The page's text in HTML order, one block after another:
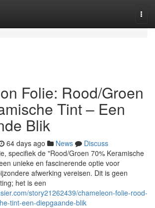
Folie: Rood/Groen
Tint – Een
Blik
64 days ago News
Discuss
specifiek de "Rood/Groen 70% Keramische
unieke en fascinerende optie voor
afwerking vereisen. Dit is geen
het is een
story21262439/chameleon-folie-rood-
tint-een-diepgaande-blik